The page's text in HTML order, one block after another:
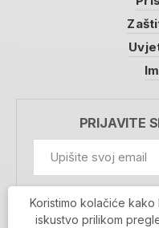
PRIJAVITE
Prihvaćam da se
Koristimo kolačiće
iskustvo prilikom